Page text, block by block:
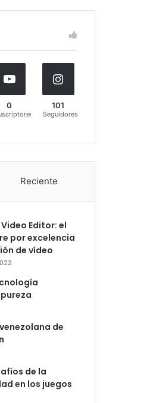
0 101
Seguidores
Reciente
Editor: el
por excelencia
de vídeo
de
de la
en los juegos